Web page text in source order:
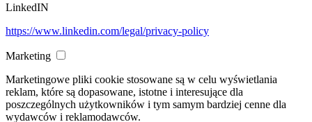
LinkedIN
https://www.linkedin.com/legal/privacy-policy
Marketing
Marketingowe pliki cookie stosowane są w celu wyświetlania
reklam, które są dopasowane, istotne i interesujące dla
poszczególnych użytkowników i tym samym bardziej cenne dla
wydawców i reklamodawców.